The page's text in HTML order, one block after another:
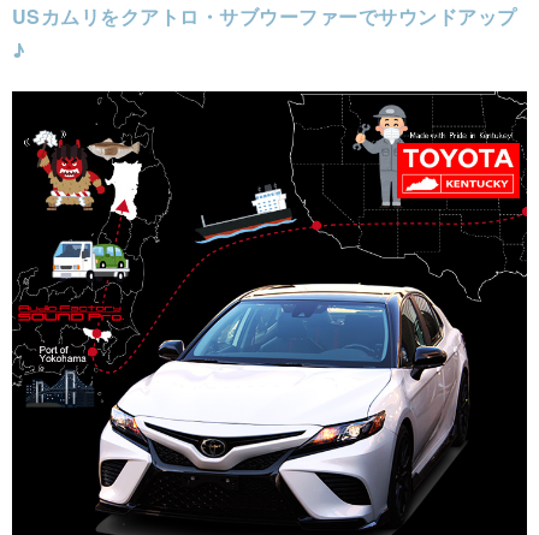
USカムリをクアトロ・サブウーファーでサウンドアップ
♪